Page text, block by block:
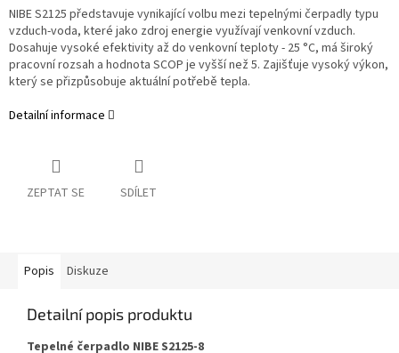
NIBE S2125 představuje vynikající volbu mezi tepelnými čerpadly typu
vzduch-voda, které jako zdroj energie využívají venkovní vzduch.
Dosahuje vysoké efektivity až do venkovní teploty - 25 °C, má široký
pracovní rozsah a hodnota SCOP je vyšší než 5. Zajišťuje vysoký výkon,
který se přizpůsobuje aktuální potřebě tepla.
Detailní informace
ZEPTAT SE SDÍLET
Popis Diskuze
Detailní popis produktu
Tepelné čerpadlo NIBE S2125-8